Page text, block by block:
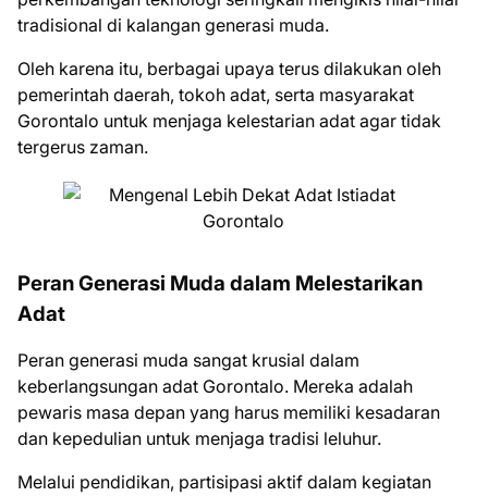
tradisional di kalangan generasi muda.
Oleh karena itu, berbagai upaya terus dilakukan oleh
pemerintah daerah, tokoh adat, serta masyarakat
Gorontalo untuk menjaga kelestarian adat agar tidak
tergerus zaman.
Peran Generasi Muda dalam Melestarikan
Adat
Peran generasi muda sangat krusial dalam
keberlangsungan adat Gorontalo. Mereka adalah
pewaris masa depan yang harus memiliki kesadaran
dan kepedulian untuk menjaga tradisi leluhur.
Melalui pendidikan, partisipasi aktif dalam kegiatan